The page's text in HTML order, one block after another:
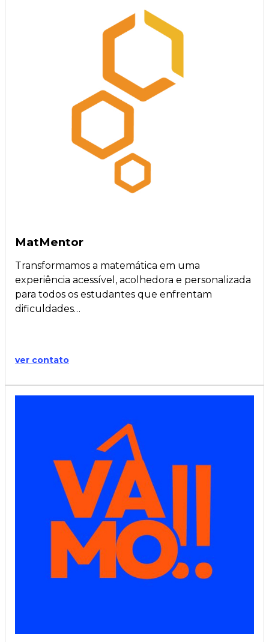
MatMentor
Transformamos a matemática em uma
experiência acessível, acolhedora e personalizada
para todos os estudantes que enfrentam
dificuldades…
ver contato